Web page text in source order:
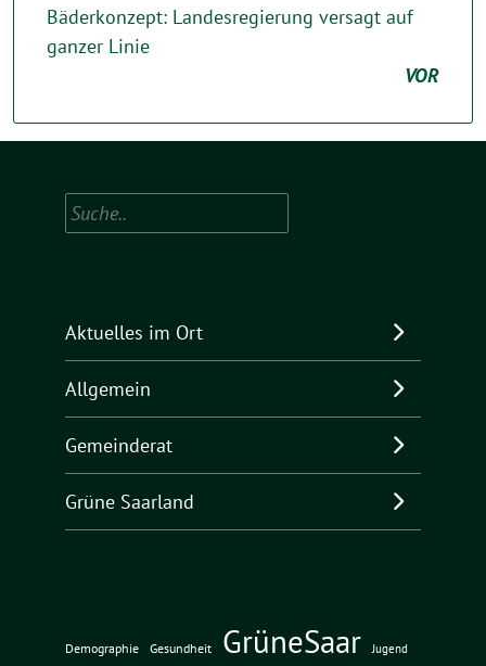
Bäderkonzept: Landesregierung versagt auf
ganzer Linie
VOR
Suchen
Aktuelles im Ort
Allgemein
Gemeinderat
Grüne Saarland
Demographie Gesundheit GrüneSaar Jugend